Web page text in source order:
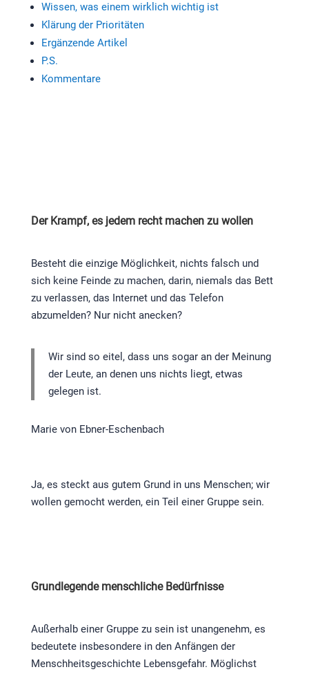
Wissen, was einem wirklich wichtig ist
Klärung der Prioritäten
Ergänzende Artikel
P.S.
Kommentare
Der Krampf, es jedem recht machen zu wollen
Besteht die einzige Möglichkeit, nichts falsch und
sich keine Feinde zu machen, darin, niemals das Bett
zu verlassen, das Internet und das Telefon
abzumelden? Nur nicht anecken?
Wir sind so eitel, dass uns sogar an der Meinung
der Leute, an denen uns nichts liegt, etwas
gelegen ist.
Marie von Ebner-Eschenbach
Ja, es steckt aus gutem Grund in uns Menschen; wir
wollen gemocht werden, ein Teil einer Gruppe sein.
Grundlegende menschliche Bedürfnisse
Außerhalb einer Gruppe zu sein ist unangenehm, es
bedeutete insbesondere in den Anfängen der
Menschheitsgeschichte Lebensgefahr. Möglichst